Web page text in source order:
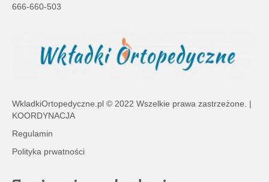
666-660-503
WkladkiOrtopedyczne.pl © 2022 Wszelkie prawa zastrzeżone. |
KOORDYNACJA
Regulamin
Polityka prwatności